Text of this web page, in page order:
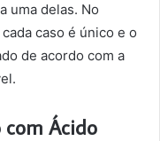
uma delas. No
caso é único e o
de acordo com a
com Ácido